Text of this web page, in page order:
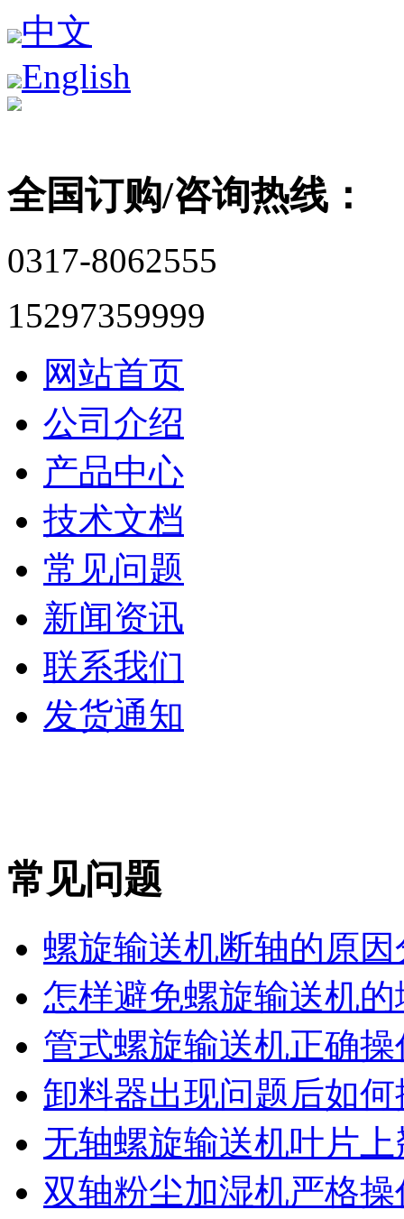
中文
English
全国订购/咨询热线：
0317-8062555
15297359999
网站首页
公司介绍
产品中心
技术文档
常见问题
新闻资讯
联系我们
发货通知
常见问题
螺旋输送机断轴的原因
怎样避免螺旋输送机
管式螺旋输送机正确
卸料器出现问题后如何
无轴螺旋输送机叶片
双轴粉尘加湿机严格操